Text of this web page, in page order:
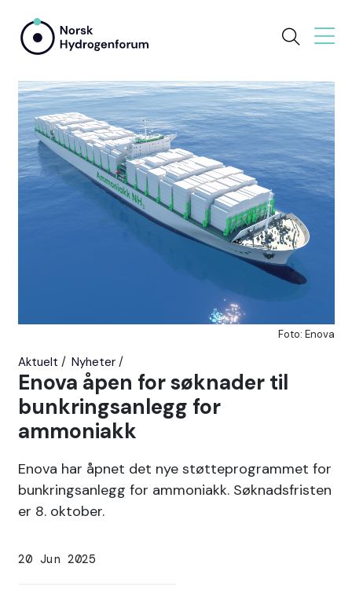
Foto: Enova
Aktuelt Nyheter
Enova åpen for søknader til
bunkringsanlegg for
ammoniakk
Enova har åpnet det nye støtteprogrammet for
bunkringsanlegg for ammoniakk. Søknadsfristen
er 8. oktober.
20 Jun 2025